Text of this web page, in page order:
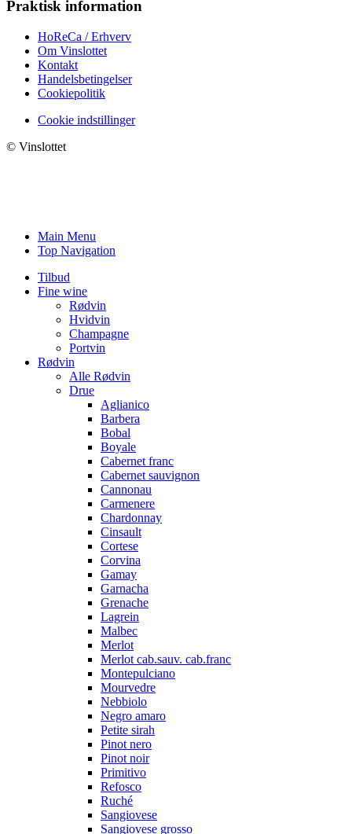
Praktisk information
HoReCa / Erhverv
Om Vinslottet
Kontakt
Handelsbetingelser
Cookiepolitik
Cookie indstillinger
© Vinslottet
Main Menu
Top Navigation
Tilbud
Fine wine
Rødvin
Hvidvin
Champagne
Portvin
Rødvin
Alle Rødvin
Drue
Aglianico
Barbera
Bobal
Boyale
Cabernet franc
Cabernet sauvignon
Cannonau
Carmenere
Chardonnay
Cinsault
Cortese
Corvina
Gamay
Garnacha
Grenache
Lagrein
Malbec
Merlot
Merlot cab.sauv. cab.franc
Montepulciano
Mourvedre
Nebbiolo
Negro amaro
Petite sirah
Pinot nero
Pinot noir
Primitivo
Refosco
Ruché
Sangiovese
Sangiovese grosso